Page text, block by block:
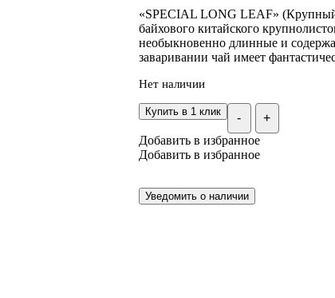
«SPECIAL LONG LEAF»
байхового китайского
необыкновенно длинные и
заваривании чай имеет
Нет наличии
- +
Купить в 1 клик
Добавить в избранное
Добавить в избранное